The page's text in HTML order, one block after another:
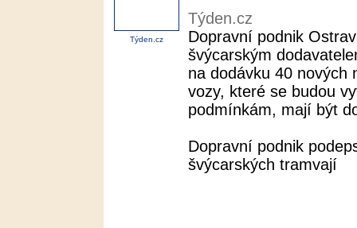
Týden.cz
Týden.cz
Dopravní podnik
švýcarským
na dodávku 40
vozy, které se budou
podmínkám, mají být
Dopravní podnik
švýcarských tramvají